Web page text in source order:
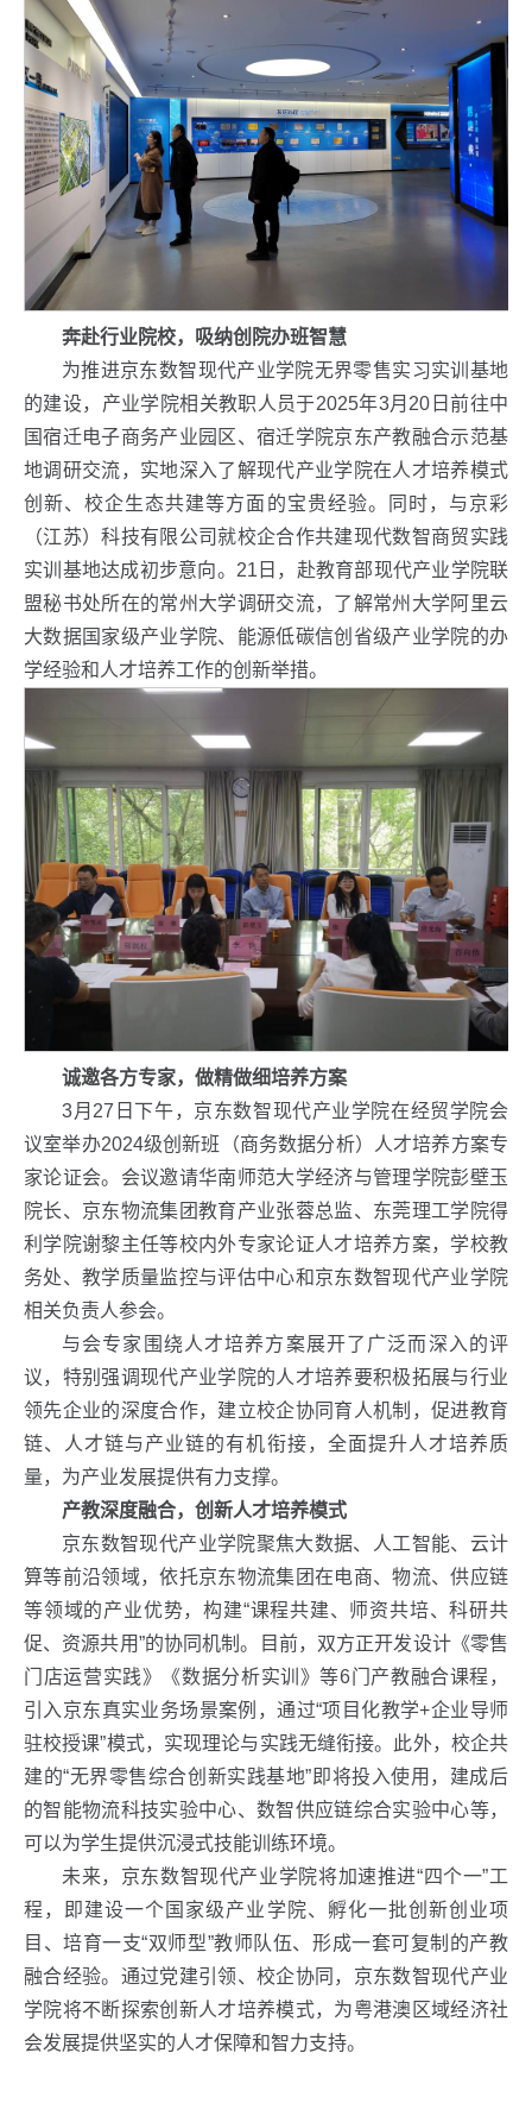
奔赴行业院校，吸纳创院办班智慧
为推进京东数智现代产业学院无界零售实习实训基地
的建设，产业学院相关教职人员于2025年3月20日前往中
国宿迁电子商务产业园区、宿迁学院京东产教融合示范基
地调研交流，实地深入了解现代产业学院在人才培养模式
创新、校企生态共建等方面的宝贵经验。同时，与京彩
（江苏）科技有限公司就校企合作共建现代数智商贸实践
实训基地达成初步意向。21日，赴教育部现代产业学院联
盟秘书处所在的常州大学调研交流，了解常州大学阿里云
大数据国家级产业学院、能源低碳信创省级产业学院的办
学经验和人才培养工作的创新举措。
诚邀各方专家，做精做细培养方案
3月27日下午，京东数智现代产业学院在经贸学院会
议室举办2024级创新班（商务数据分析）人才培养方案专
家论证会。会议邀请华南师范大学经济与管理学院彭壁玉
院长、京东物流集团教育产业张蓉总监、东莞理工学院得
利学院谢黎主任等校内外专家论证人才培养方案，学校教
务处、教学质量监控与评估中心和京东数智现代产业学院
相关负责人参会。
与会专家围绕人才培养方案展开了广泛而深入的评
议，特别强调现代产业学院的人才培养要积极拓展与行业
领先企业的深度合作，建立校企协同育人机制，促进教育
链、人才链与产业链的有机衔接，全面提升人才培养质
量，为产业发展提供有力支撑。
产教深度融合，创新人才培养模式
京东数智现代产业学院聚焦大数据、人工智能、云计
算等前沿领域，依托京东物流集团在电商、物流、供应链
等领域的产业优势，构建“课程共建、师资共培、科研共
促、资源共用”的协同机制。目前，双方正开发设计《零售
门店运营实践》《数据分析实训》等6门产教融合课程，
引入京东真实业务场景案例，通过“项目化教学+企业导师
驻校授课”模式，实现理论与实践无缝衔接。此外，校企共
建的“无界零售综合创新实践基地”即将投入使用，建成后
的智能物流科技实验中心、数智供应链综合实验中心等，
可以为学生提供沉浸式技能训练环境。
未来，京东数智现代产业学院将加速推进“四个一”工
程，即建设一个国家级产业学院、孵化一批创新创业项
目、培育一支“双师型”教师队伍、形成一套可复制的产教
融合经验。通过党建引领、校企协同，京东数智现代产业
学院将不断探索创新人才培养模式，为粤港澳区域经济社
会发展提供坚实的人才保障和智力支持。